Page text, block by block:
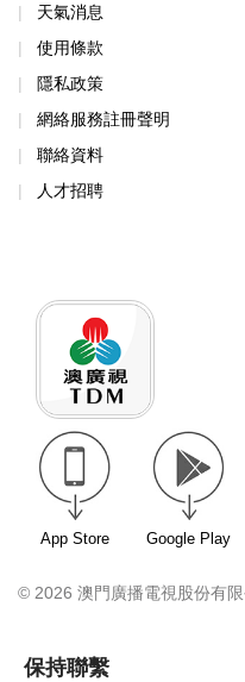
天氣消息
使用條款
隱私政策
網絡服務註冊聲明
聯絡資料
人才招聘
App Store Google Play
© 2026 澳門廣播電視股份有
保持聯繫